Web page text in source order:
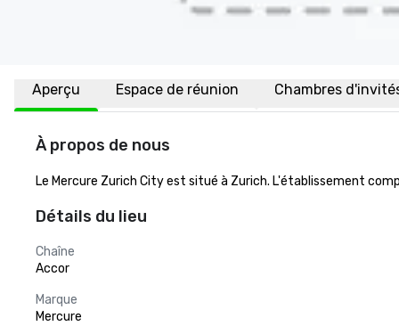
Aperçu Espace de réunion Chambres
À propos de nous
Le Mercure Zurich City est situé à Zurich. L'établissement
Détails du lieu
Chaîne
Accor
Marque
Mercure